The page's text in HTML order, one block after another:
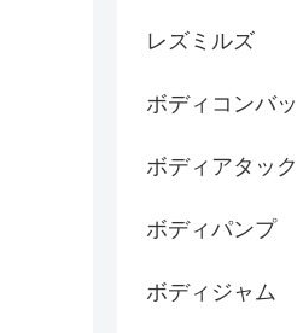
レズミルズ
ボディコンバッ
ボディアタック
ボディパンプ
ボディジャム